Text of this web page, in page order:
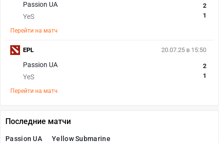
Passion UA
YeS
2
1
Перейти на матч
20.07.25 в 15:50
Passion UA
YeS
2
1
Перейти на матч
EPL
Последние матчи
Passion UA Yellow Submarine